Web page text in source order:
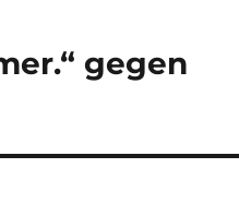
gegen